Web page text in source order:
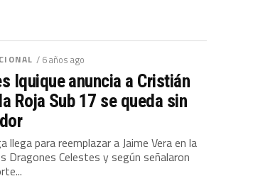
/ 6 años ago
Iquique anuncia a Cristián
Roja Sub 17 se queda sin
llega para reemplazar a Jaime Vera en la
Dragones Celestes y según señalaron